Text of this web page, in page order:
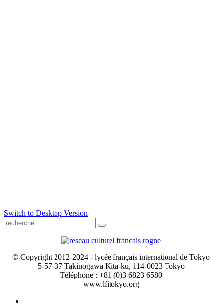
Switch to Desktop Version
© Copyright 2012-2024 - lycée français international de Tokyo
5-57-37 Takinogawa Kita-ku, 114-0023 Tokyo
Téléphone : +81 (0)3 6823 6580
www.lfitokyo.org